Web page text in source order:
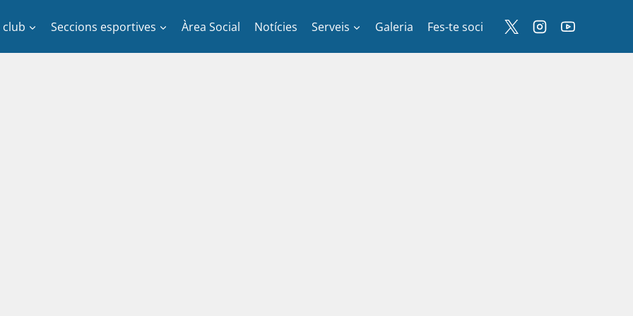
club Seccions esportives Àrea Social Notícies Serveis Galeria Fes-te soci